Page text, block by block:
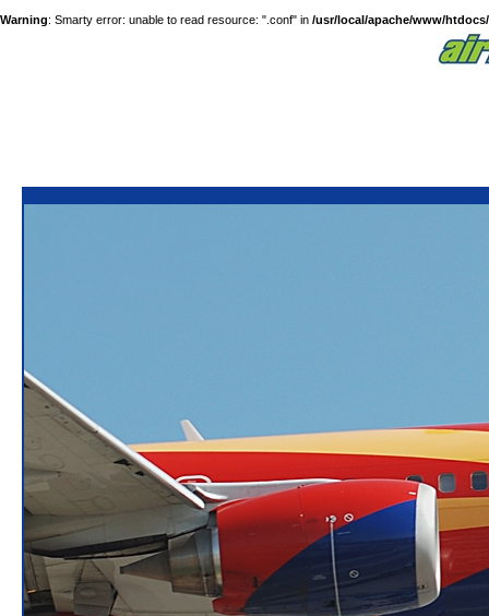
Warning: Smarty error: unable to read resource: ".conf" in /usr/local/apache/www/